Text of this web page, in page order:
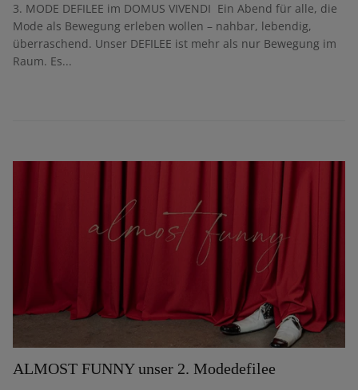
3. MODE DEFILEE im DOMUS VIVENDI Ein Abend für alle, die
Mode als Bewegung erleben wollen – nahbar, lebendig,
überraschend. Unser DEFILEE ist mehr als nur Bewegung im
Raum. Es...
ALMOST FUNNY unser 2. Modedefilee